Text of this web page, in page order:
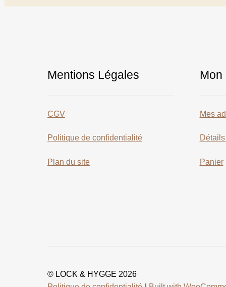
Mentions Légales
CGV
Politique de confidentialité
Plan du site
Mon
Mes
Panier
© LOCK & HYGGE 2026